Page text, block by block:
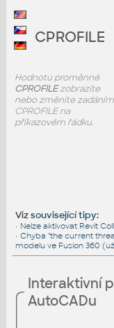
CPROFILE
Hodnotu proměnné
CPROFILEzobrazíte
nebo změníte zadáním
CPROFILE na
příkazovém řádku.
Vizsouvisející tipy:
• Nelze aktivovat Revit
• Chyba "the current
modelu ve Fusion 360
Interaktivní
AutoCADu